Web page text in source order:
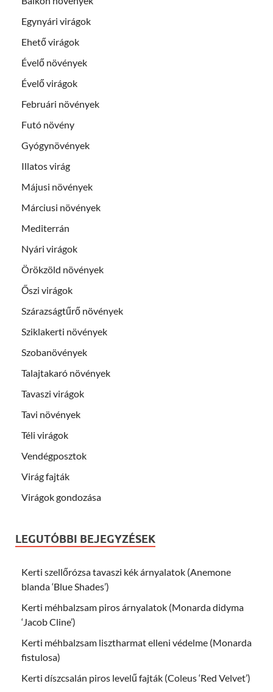
Egynyári virágok
Ehető virágok
Évelő növények
Évelő virágok
Februári növények
Futó növény
Gyógynövények
Illatos virág
Májusi növények
Márciusi növények
Mediterrán
Nyári virágok
Örökzöld növények
Őszi virágok
Szárazságtűrő növények
Sziklakerti növények
Szobanövények
Talajtakaró növények
Tavaszi virágok
Tavi növények
Téli virágok
Vendégposztok
Virág fajták
Virágok gondozása
LEGUTÓBBI BEJEGYZÉSEK
Kerti szellőrózsa tavaszi kék árnyalatok (Anemone
blanda ‘Blue Shades’)
Kerti méhbalzsam piros árnyalatok (Monarda didyma
‘Jacob Cline’)
Kerti méhbalzsam lisztharmat elleni védelme (Monarda
fistulosa)
Kerti díszcsalán piros levelű fajták (Coleus ‘Red Velvet’)